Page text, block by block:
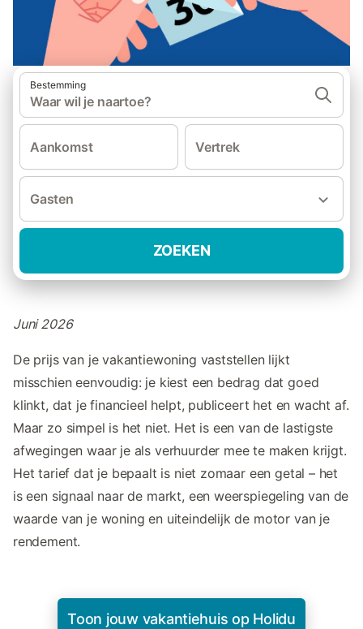
Bestemming
Waar wil je naartoe?
Aankomst Vertrek
Gasten
ZOEKEN
Juni 2026
De prijs van je vakantiewoning vaststellen lijkt
misschien eenvoudig: je kiest een bedrag dat goed
klinkt, dat je financieel helpt, publiceert het en wacht af.
Maar zo simpel is het niet. Het is een van de lastigste
afwegingen waar je als verhuurder mee te maken krijgt.
Het tarief dat je bepaalt is niet zomaar een getal – het
is een signaal naar de markt, een weerspiegeling van de
waarde van je woning en uiteindelijk de motor van je
rendement.
Toon jouw vakantiehuis op Holidu